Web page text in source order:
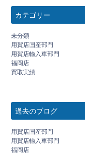
カテゴリー
未分類
用賀店国産部門
用賀店輸入車部門
福岡店
買取実績
過去のブログ
用賀店国産部門
用賀店輸入車部門
福岡店